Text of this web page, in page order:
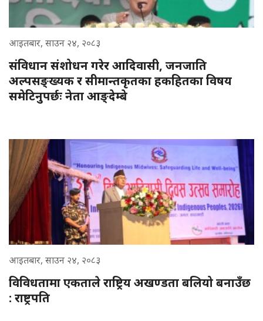
आइतबार, साउन २४, २०८३
संविधान संशोधन गरेर आदिवासी, जनजाति
अल्पसङ्ख्यक र सीमान्तकृतका हकहितका विषय
समेटिनुपर्छः नेता आङ्देम्बे
आइतबार, साउन २४, २०८३
विविधतामा एकताले राष्ट्रिय अखण्डता बलियो बनाउँछ
: राष्ट्रपति